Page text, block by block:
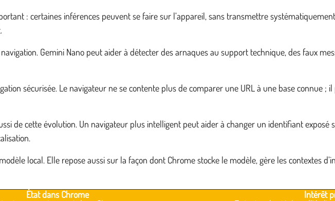
: certaines inférences peuvent se faire sur l’appareil, sans transmettre
Gemini Nano peut aider à détecter des arnaques au support technique, des faux
sécurisée. Le navigateur ne se contente plus de comparer une URL à une base connue ;
de cette évolution. Un navigateur plus intelligent peut aider à changer un identifiant
local. Elle repose aussi sur la façon dont Chrome stocke le modèle, gère les contextes
État dans Chrome
Intérêt